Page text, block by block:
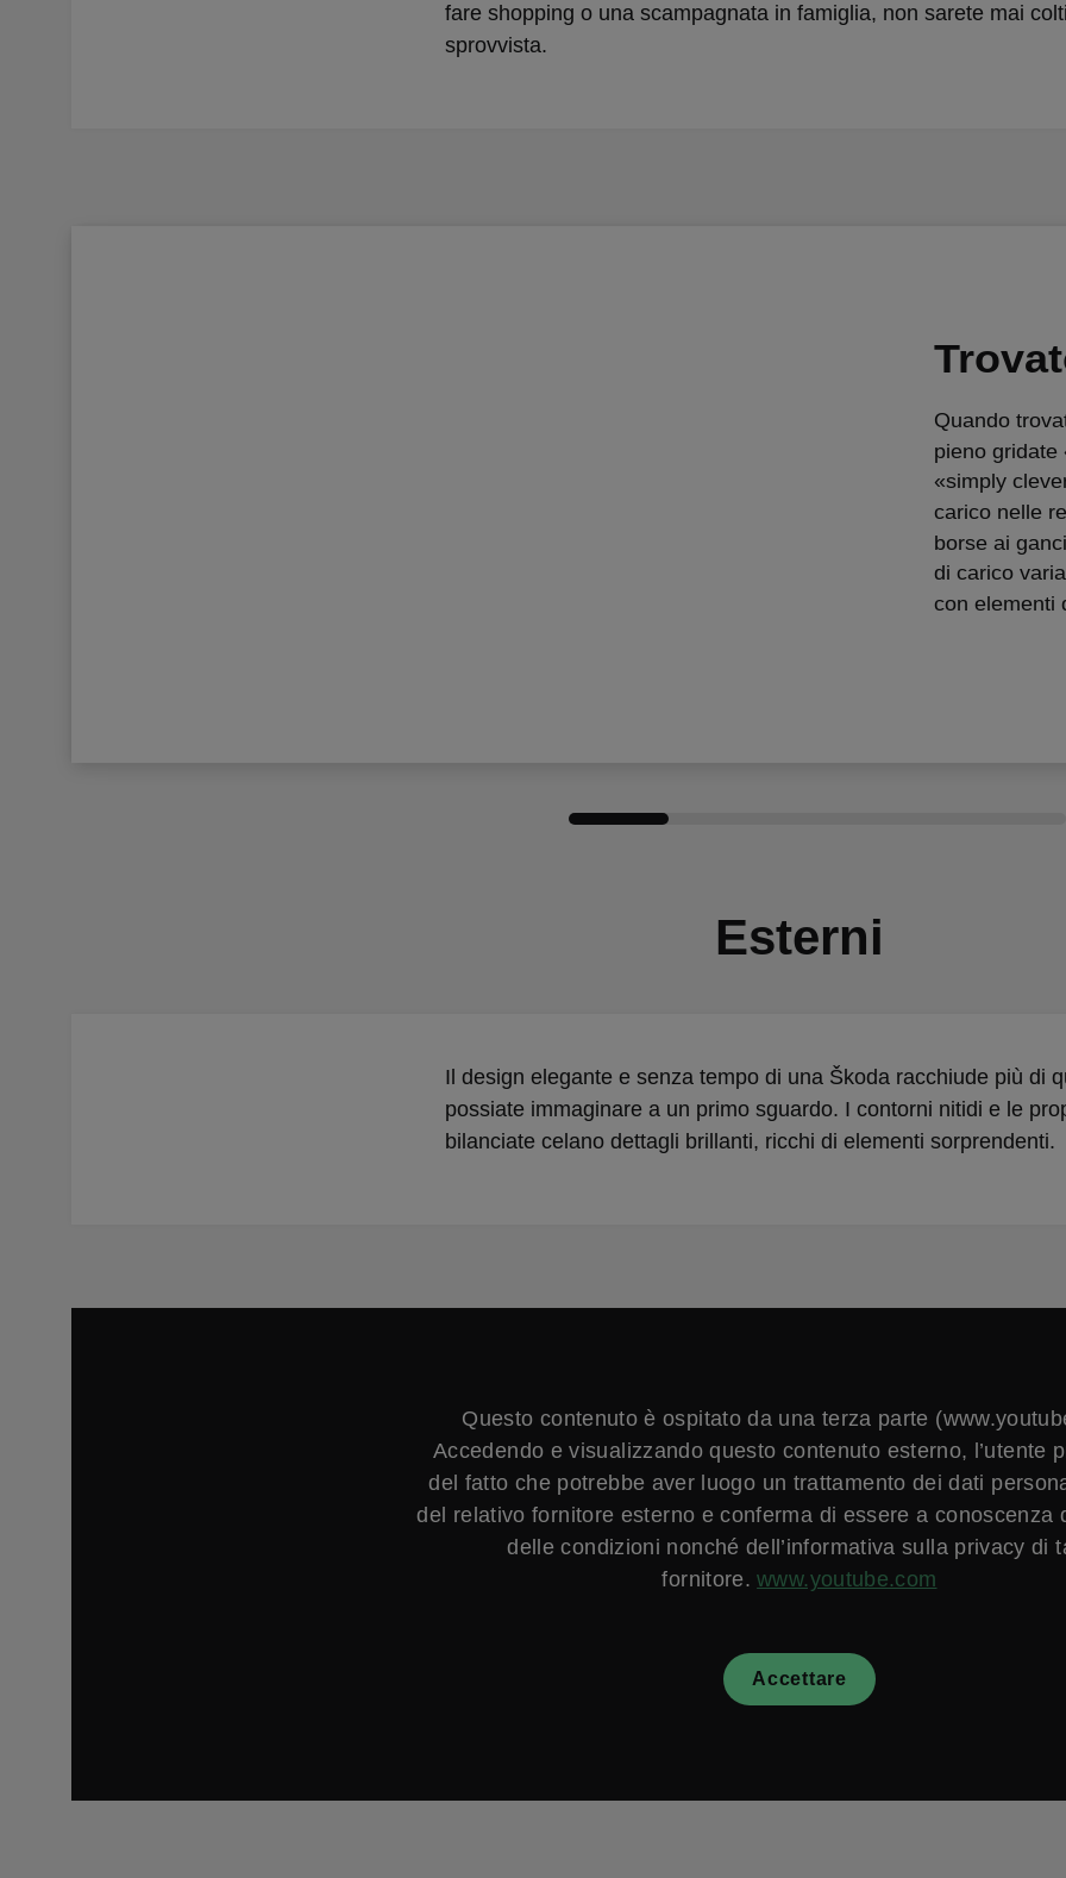
fare shopping o una scampagnata in famiglia, non sarete mai
sprovvista.
Quando
pieno gridate
«simply
carico nelle
borse ai
di carico
con elementi
Esterni
Il design elegante e senza tempo di una Škoda racchiude più di
possiate immaginare a un primo sguardo. I contorni nitidi e le
bilanciate celano dettagli brillanti, ricchi di elementi sorprendenti.
Questo contenuto è ospitato da una terza parte
Accedendo e visualizzando questo contenuto esterno, l’utente
del fatto che potrebbe aver luogo un trattamento dei dati
del relativo fornitore esterno e conferma di essere a conoscenza
delle condizioni nonché dell’informativa sulla privacy di
fornitore. www.youtube.com
Accettare